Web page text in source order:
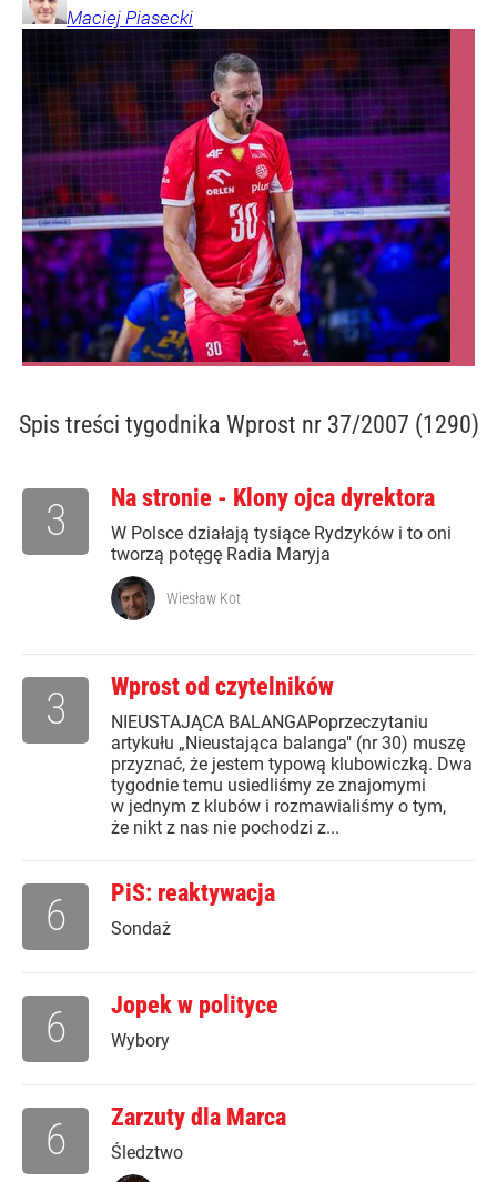
Maciej Piasecki
Spis treści tygodnika Wprost nr 37/2007 (1290)
Na stronie - Klony ojca dyrektora
W Polsce działają tysiące Rydzyków i to oni
tworzą potęgę Radia Maryja
3
Wiesław Kot
Wprost od czytelników
NIEUSTAJĄCA BALANGAPoprzeczytaniu
artykułu „Nieustająca balanga" (nr 30) muszę
przyznać, że jestem typową klubowiczką. Dwa
tygodnie temu usiedliśmy ze znajomymi
w jednym z klubów i rozmawialiśmy o tym,
że nikt z nas nie pochodzi z...
3
PiS: reaktywacja
Sondaż
6
Jopek w polityce
Wybory
6
Zarzuty dla Marca
Śledztwo
6